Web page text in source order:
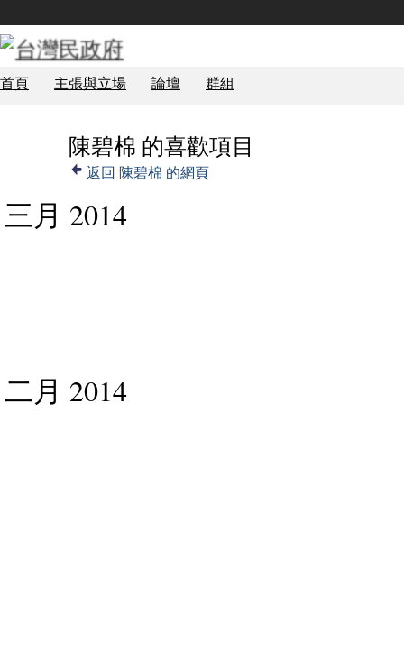
首頁 主張與立場 論壇 群組
陳碧棉 的喜歡項目
返回 陳碧棉 的網頁
三月 2014
二月 2014